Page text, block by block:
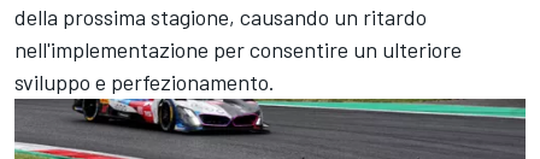
della prossima stagione, causando un ritardo
nell'implementazione per consentire un ulteriore
sviluppo e perfezionamento.